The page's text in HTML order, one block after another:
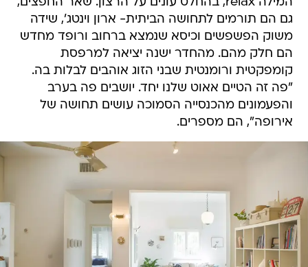
גם הם תורמים לתחושה הביתית- ארון וינטג', שידה
משוק הפשפשים וכיסא שנמצא ברחוב ורופד מחדש
הם חלק מהם. מהחדר ישנה יציאה למרפסת
קומפקטית ורומנטית שבני הזוג אוהבים לבלות בה.
"פה זה הטיים אאוט שלנו יחד. יושבים פה בערב
והפעמונים מהכנסייה הסמוכה עושים תחושה של
אירופה", הם מספרים.